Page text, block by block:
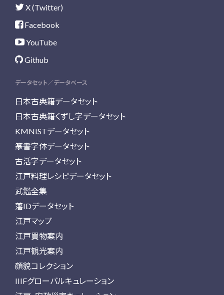
X (Twitter)
Facebook
YouTube
Github
データセット／データベース
日本古典籍データセット
日本古典籍くずし字データセット
KMNISTデータセット
篆書字体データセット
古活字データセット
江戸料理レシピデータセット
武鑑全集
藩IDデータセット
江戸マップ
江戸買物案内
江戸観光案内
顔貌コレクション
IIIFグローバルキュレーション